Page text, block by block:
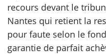
recours devant le
Nantes qui retient la
pour faute selon le
garantie de parfait